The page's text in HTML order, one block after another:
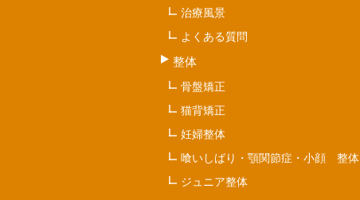
治療風景
よくある質問
整体
骨盤矯正
猫背矯正
妊婦整体
喰いしばり・顎関節症・小顔 整体
ジュニア整体